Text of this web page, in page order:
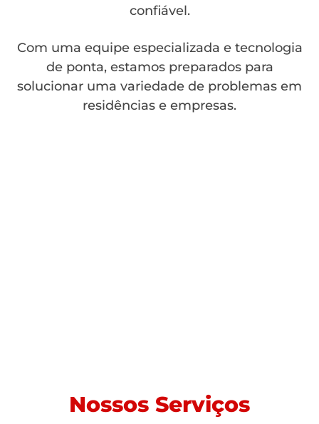
confiável.
Com uma equipe especializada e tecnologia
de ponta, estamos preparados para
solucionar uma variedade de problemas em
residências e empresas.
Nossos Serviços